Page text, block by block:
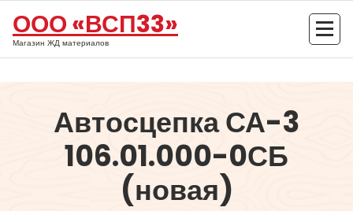
содержимому
ООО «ВСП33»
Магазин ЖД материалов
Автосцепка СА-3
106.01.000-0СБ
(новая)